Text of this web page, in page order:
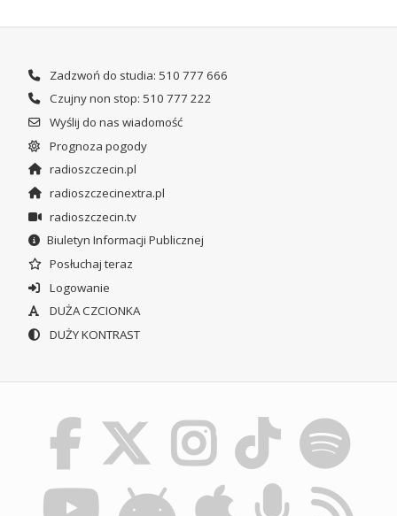
Zadzwoń do studia: 510 777 666
Czujny non stop: 510 777 222
Wyślij do nas wiadomość
Prognoza pogody
radioszczecin.pl
radioszczecinextra.pl
radioszczecin.tv
Biuletyn Informacji Publicznej
Posłuchaj teraz
Logowanie
DUŻA CZCIONKA
DUŻY KONTRAST